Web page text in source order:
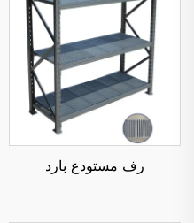
رف مستودع بارد